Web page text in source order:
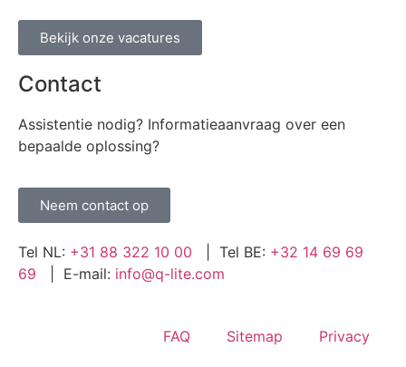
Bekijk onze vacatures
Contact
Assistentie nodig? Informatieaanvraag over een
bepaalde oplossing?
Neem contact op
Tel NL: +31 88 322 10 00 | Tel BE: +32 14 69 69
69 | E-mail: info@q-lite.com
FAQ Sitemap Privacy